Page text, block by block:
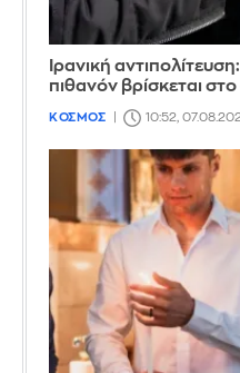
Ιρανική
πιθανόν βρίσκεται
ΚΟΣΜΟΣ 10:52,